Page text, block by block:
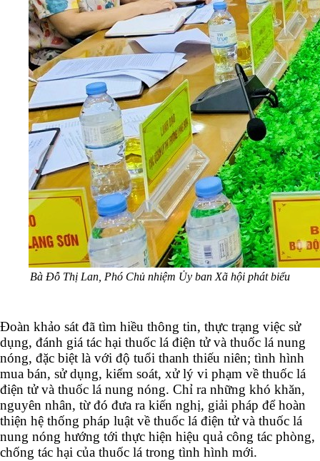
Bà Đỗ Thị Lan, Phó Chủ nhiệm Ủy ban Xã hội phát biểu
Đoàn khảo sát đã tìm hiều thông tin, thực trạng việc sử
dụng, đánh giá tác hại thuốc lá điện tử và thuốc lá nung
nóng, đặc biệt là với độ tuổi thanh thiếu niên; tình hình
mua bán, sử dụng, kiểm soát, xử lý vi phạm về thuốc lá
điện tử và thuốc lá nung nóng. Chỉ ra những khó khăn,
nguyên nhân, từ đó đưa ra kiến nghị, giải pháp để hoàn
thiện hệ thống pháp luật về thuốc lá điện tử và thuốc lá
nung nóng hướng tới thực hiện hiệu quả công tác phòng,
chống tác hại của thuốc lá trong tình hình mới.